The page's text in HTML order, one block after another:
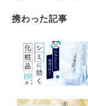
携わった記事